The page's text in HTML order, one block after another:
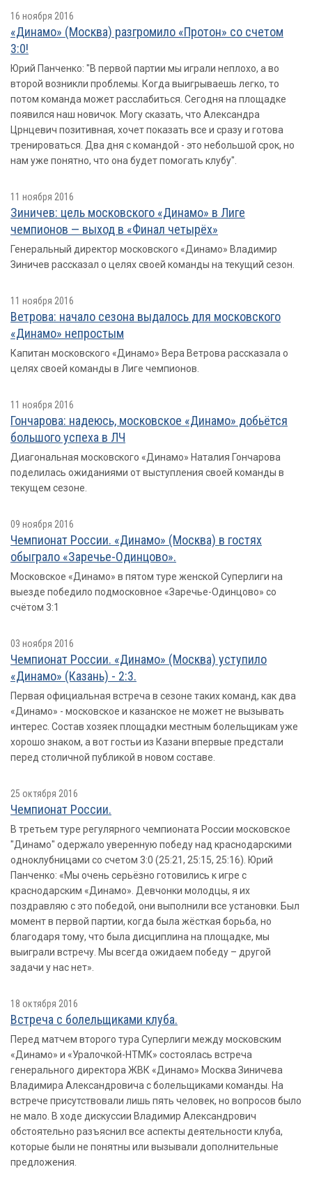
16 ноября 2016
«Динамо» (Москва) разгромило «Протон» со счетом
3:0!
Юрий Панченко: "В первой партии мы играли неплохо, а во
второй возникли проблемы. Когда выигрываешь легко, то
потом команда может расслабиться. Сегодня на площадке
появился наш новичок. Могу сказать, что Александра
Црнцевич позитивная, хочет показать все и сразу и готова
тренироваться. Два дня с командой - это небольшой срок, но
нам уже понятно, что она будет помогать клубу".
11 ноября 2016
Зиничев: цель московского «Динамо» в Лиге
чемпионов — выход в «Финал четырёх»
Генеральный директор московского «Динамо» Владимир
Зиничев рассказал о целях своей команды на текущий сезон.
11 ноября 2016
Ветрова: начало сезона выдалось для московского
«Динамо» непростым
Капитан московского «Динамо» Вера Ветрова рассказала о
целях своей команды в Лиге чемпионов.
11 ноября 2016
Гончарова: надеюсь, московское «Динамо» добьётся
большого успеха в ЛЧ
Диагональная московского «Динамо» Наталия Гончарова
поделилась ожиданиями от выступления своей команды в
текущем сезоне.
09 ноября 2016
Чемпионат России. «Динамо» (Москва) в гостях
обыграло «Заречье-Одинцово».
Московское «Динамо» в пятом туре женской Суперлиги на
выезде победило подмосковное «Заречье-Одинцово» со
счётом 3:1
03 ноября 2016
Чемпионат России. «Динамо» (Москва) уступило
«Динамо» (Казань) - 2:3.
Первая официальная встреча в сезоне таких команд, как два
«Динамо» - московское и казанское не может не вызывать
интерес. Состав хозяек площадки местным болельщикам уже
хорошо знаком, а вот гостьи из Казани впервые предстали
перед столичной публикой в новом составе.
25 октября 2016
Чемпионат России.
В третьем туре регулярного чемпионата России московское
"Динамо" одержало уверенную победу над краснодарскими
одноклубницами со счетом 3:0 (25:21, 25:15, 25:16). Юрий
Панченко: «Мы очень серьёзно готовились к игре с
краснодарским «Динамо». Девчонки молодцы, я их
поздравляю с это победой, они выполнили все установки. Был
момент в первой партии, когда была жёсткая борьба, но
благодаря тому, что была дисциплина на площадке, мы
выиграли встречу. Мы всегда ожидаем победу – другой
задачи у нас нет».
18 октября 2016
Встреча с болельщиками клуба.
Перед матчем второго тура Суперлиги между московским
«Динамо» и «Уралочкой-НТМК» состоялась встреча
генерального директора ЖВК «Динамо» Москва Зиничева
Владимира Александровича с болельщиками команды. На
встрече присутствовали лишь пять человек, но вопросов было
не мало. В ходе дискуссии Владимир Александрович
обстоятельно разъяснил все аспекты деятельности клуба,
которые были не понятны или вызывали дополнительные
предложения.